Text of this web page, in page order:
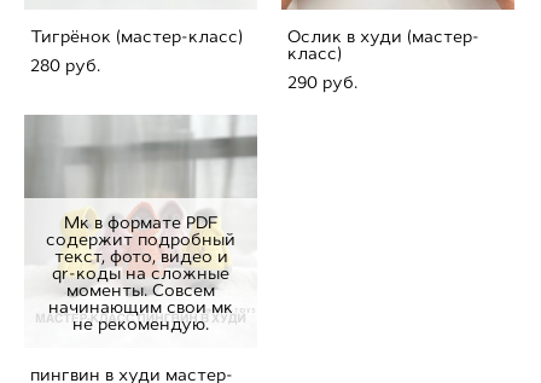
Тигрёнок (мастер-класс)
280 pуб.
Ослик в худи (мастер-
класс)
290 pуб.
Мк в формате PDF
содержит подробный
текст, фото, видео и
qr-коды на сложные
моменты. Совсем
начинающим свои мк
не рекомендую.
пингвин в худи мастер-